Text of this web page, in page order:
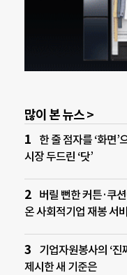
많이 본 뉴스 >
한 줄 점자를 ‘화면
시장 두드린 ‘닷’
버릴 뻔한 커튼·쿠
온 사회적기업 재봉 서
기업자원봉사의 ‘
제시한 새 기준은